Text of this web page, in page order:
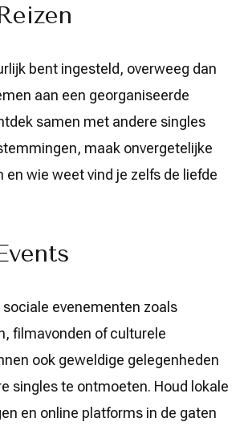
bent ingesteld, overweeg dan
aan een georganiseerde
samen met andere singles
maak onvergetelijke
en wie weet vind je zelfs de liefde
sociale evenementen zoals
filmavonden of culturele
ook geweldige gelegenheden
singles te ontmoeten. Houd lokale
en online platforms in de gaten